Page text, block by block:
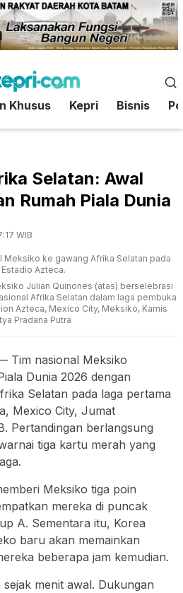
Khusus Kepri Bisnis
Selatan: Awal
Rumah Piala Dunia
WIB
Julian Quinones (atas) berselebrasi
Afrika Selatan dalam laga pembuka
Azteca, Mexico City, Meksiko, Kamis
Pradana Putra
Tim nasional Meksiko
Dunia 2026 dengan
Selatan pada laga pertama
Mexico City, Jumat
Pertandingan berlangsung
tiga kartu merah yang
Meksiko tiga poin
mereka di puncak
A. Sementara itu, Korea
baru akan memainkan
beberapa jam kemudian.
menit awal. Dukungan